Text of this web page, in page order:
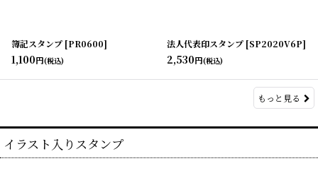
簿記スタンプ [PR0600]
1,100円(税込)
法人代表印スタンプ [SP2020V6P]
2,530円(税込)
もっと見る
イラスト入りスタンプ